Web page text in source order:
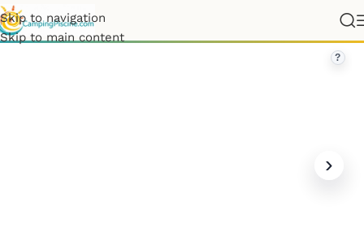
Skip to navigation
Skip to main content
France»Bretagne»
?